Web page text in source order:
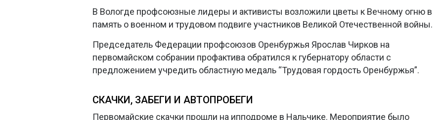
В Вологде профсоюзные лидеры и активисты возложили цветы к Вечному огню в
память о военном и трудовом подвиге участников Великой Отечественной войны.
Председатель Федерации профсоюзов Оренбуржья Ярослав Чирков на
первомайском собрании профактива обратился к губернатору области с
предложением учредить областную медаль “Трудовая гордость Оренбуржья”.
СКАЧКИ, ЗАБЕГИ И АВТОПРОБЕГИ
Первомайские скачки прошли на ипподроме в Нальчике. Мероприятие было